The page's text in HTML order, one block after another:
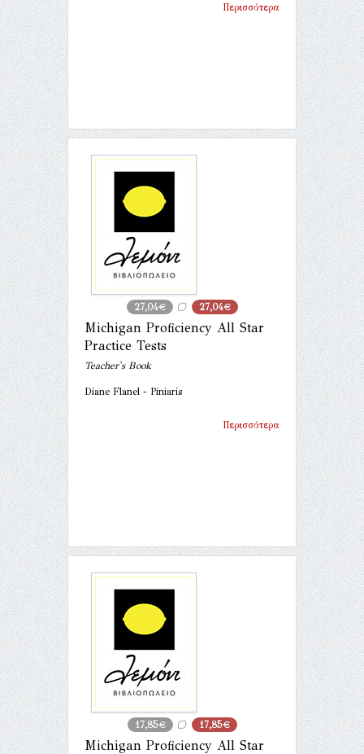
Περισσότερα
27,04€ 27,04€
Michigan Proficiency All Star
Practice Tests
Teacher's Book
Diane Flanel - Piniaris
Περισσότερα
17,85€ 17,85€
Michigan Proficiency All Star